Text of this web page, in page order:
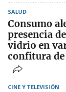
SALUD
Consumo
presencia
vidrio en
confitura
CINE Y TELEVISIÓN